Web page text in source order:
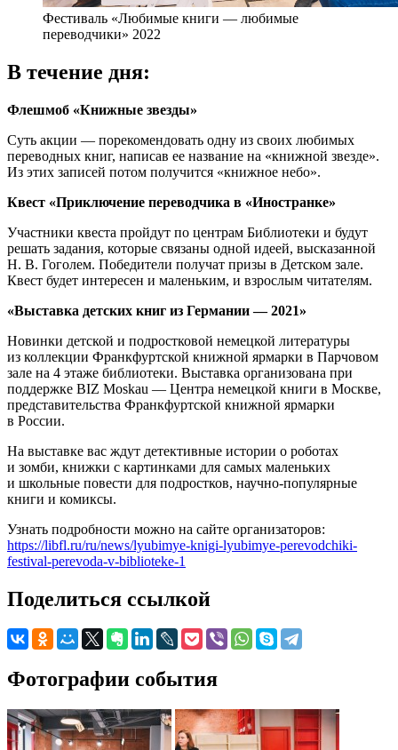
Фестиваль «Любимые книги — любимые
переводчики» 2022
В течение дня:
Флешмоб «Книжные звезды»
Суть акции — порекомендовать одну из своих любимых
переводных книг, написав ее название на «книжной звезде».
Из этих записей потом получится «книжное небо».
Квест «Приключение переводчика в «Иностранке»
Участники квеста пройдут по центрам Библиотеки и будут
решать задания, которые связаны одной идеей, высказанной
Н. В. Гоголем. Победители получат призы в Детском зале.
Квест будет интересен и маленьким, и взрослым читателям.
«Выставка детских книг из Германии — 2021»
Новинки детской и подростковой немецкой литературы
из коллекции Франкфуртской книжной ярмарки в Парчовом
зале на 4 этаже библиотеки. Выставка организована при
поддержке BIZ Moskau — Центра немецкой книги в Москве,
представительства Франкфуртской книжной ярмарки
в России.
На выставке вас ждут детективные истории о роботах
и зомби, книжки с картинками для самых маленьких
и школьные повести для подростков, научно-популярные
книги и комиксы.
Узнать подробности можно на сайте организаторов:
https://libfl.ru/ru/news/lyubimye-knigi-lyubimye-perevodchiki-
festival-perevoda-v-biblioteke-1
Поделиться ссылкой
Фотографии события